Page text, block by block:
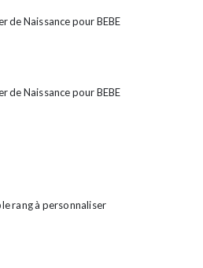
de Naissance pour BEBE
de Naissance pour BEBE
rang à personnaliser